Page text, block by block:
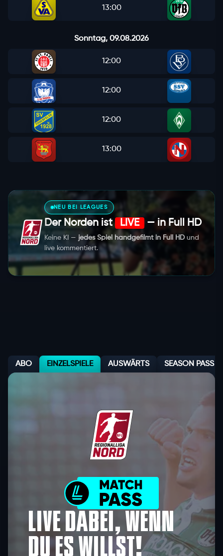
13:00
Sonntag, 09.08.2026
12:00
12:00
12:00
13:00
NEU BEI LEAGUES
Der Norden ist LIVE — in Full HD
Keine KI — jedes Spiel handgefilmt in Full HD und
live kommentiert.
ABO EINZELSPIELE AUSWÄRTS SEASON PASS
Live dabei, wenn
du es willst!